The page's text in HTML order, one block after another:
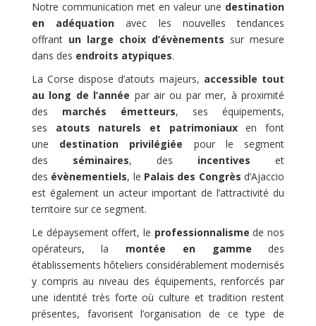
Notre communication met en valeur une destination
en adéquation avec les nouvelles tendances
offrant un large choix d’évènements sur mesure
dans des endroits atypiques.
La Corse dispose d’atouts majeurs, accessible tout
au long de l’année par air ou par mer, à proximité
des marchés émetteurs, ses équipements,
ses atouts naturels et patrimoniauxen font
une destination privilégiée pour le segment
des séminaires, des incentives et
des évènementiels, le Palais des Congrès d’Ajaccio
est également un acteur important de l’attractivité du
territoire sur ce segment.
Le dépaysement offert, le professionnalisme de nos
opérateurs, la montée en gamme des
établissements hôteliers considérablement modernisés
y compris au niveau des équipements, renforcés par
une identité très forte où culture et tradition restent
présentes, favorisent l’organisation de ce type de